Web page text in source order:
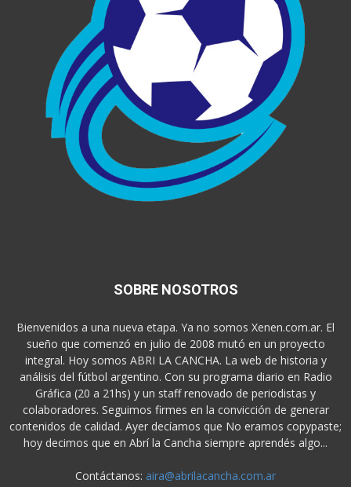
SOBRE NOSOTROS
Bienvenidos a una nueva etapa. Ya no somos Xenen.com.ar. El
sueño que comenzó en julio de 2008 mutó en un proyecto
integral. Hoy somos ABRI LA CANCHA. La web de historia y
análisis del fútbol argentino. Con su programa diario en Radio
Gráfica (20 a 21hs) y un staff renovado de periodistas y
colaboradores. Seguimos firmes en la convicción de generar
contenidos de calidad. Ayer decíamos que No eramos copypaste;
hoy decimos que en Abrí la Cancha siempre aprendés algo...
Contáctanos: aira@abrilacancha.com.ar